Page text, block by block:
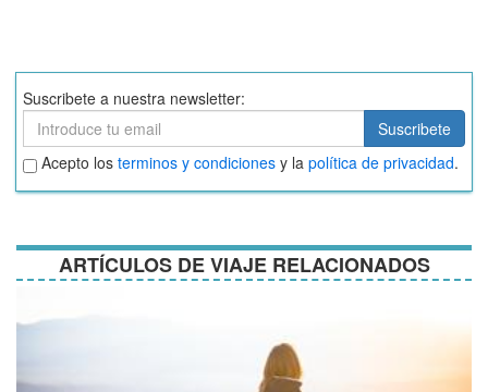
Suscribete a nuestra newsletter:
Suscribete
Suscribete
Aceptar
términos
y
Acepto los terminos y condiciones y la política de privacidad.
ARTÍCULOS DE VIAJE RELACIONADOS